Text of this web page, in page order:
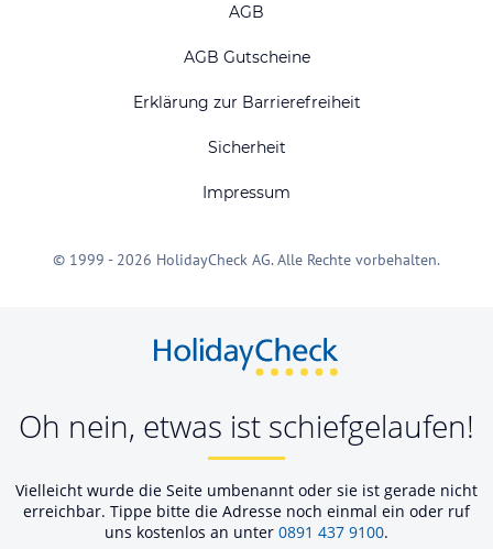
AGB
AGB Gutscheine
Erklärung zur Barrierefreiheit
Sicherheit
Impressum
© 1999 - 2026 HolidayCheck AG. Alle Rechte vorbehalten.
Oh nein, etwas ist schiefgelaufen!
Vielleicht wurde die Seite umbenannt oder sie ist gerade nicht
erreichbar. Tippe bitte die Adresse noch einmal ein oder ruf
uns kostenlos an unter 0891 437 9100.